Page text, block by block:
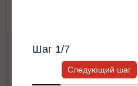
Мощность:62.5 кВА / 62.5 кВт
Число фаз на (вход/выход):3/3
486x743x174 мм
Шаг 1/7
Следующий шаг